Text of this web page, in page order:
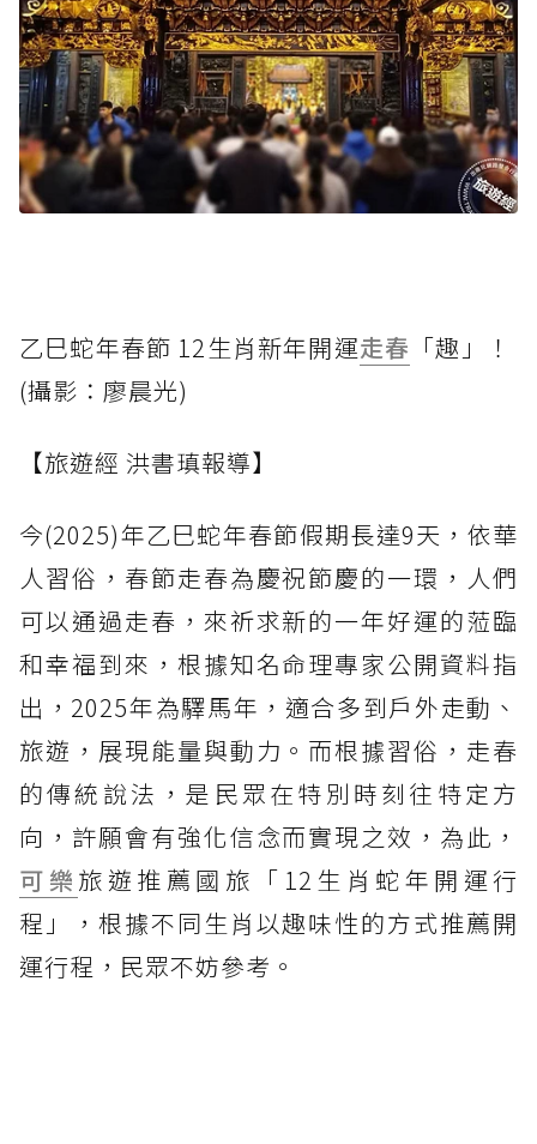
乙巳蛇年春節 12生肖新年開運走春 「趣」！
(攝影：廖晨光)
【旅遊經 洪書瑱報導】
今(2025)年乙巳蛇年春節假期長達9天，依華
人習俗，春節走春為慶祝節慶的一環，人們
可以通過走春，來祈求新的一年好運的蒞臨
和幸福到來，根據知名命理專家公開資料指
出，2025年為驛馬年，適合多到戶外走動、
旅遊，展現能量與動力。而根據習俗，走春
的傳統說法，是民眾在特別時刻往特定方
向，許願會有強化信念而實現之效，為此，
可樂 旅遊推薦國旅「12生肖蛇年開運行
程」，根據不同生肖以趣味性的方式推薦開
運行程，民眾不妨參考。